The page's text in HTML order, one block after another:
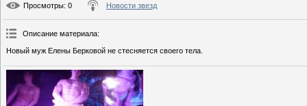
Просмотры: 0 Новости звезд
Описание материала:
Новый муж Елены Берковой не стесняется своего тела.